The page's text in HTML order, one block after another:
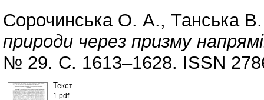
Сорочинська О. А., Танська
природи через призму
№ 29. С. 1613–1628. ISSN
Текст
1.pdf